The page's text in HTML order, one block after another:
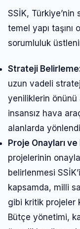
SSİK,
temel yapı
sorumluluk
Strateji
uzun vadeli
yeniliklerin önünü
insansız hava
alanlarda
Proje Onayları
projelerinin
belirlenmesi
kapsamda, milli
gibi kritik projeler
Bütçe yönetimi,